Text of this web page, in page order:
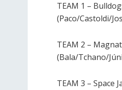
TEAM 1 –
(Paco/Castoldi/
TEAM 2 –
(Bala/Tchano/
TEAM 3 – Space